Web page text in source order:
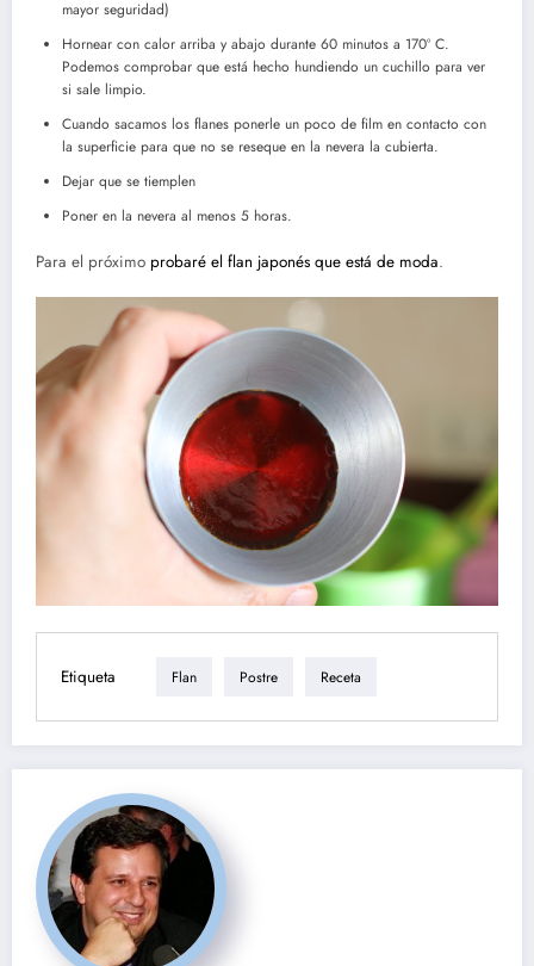
mayor seguridad)
Hornear con calor arriba y abajo durante 60 minutos a 170º C.
Podemos comprobar que está hecho hundiendo un cuchillo para ver
si sale limpio.
Cuando sacamos los flanes ponerle un poco de film en contacto con
la superficie para que no se reseque en la nevera la cubierta.
Dejar que se tiemplen
Poner en la nevera al menos 5 horas.
Para el próximo probaré el flan japonés que está de moda.
Etiqueta Flan Postre Receta